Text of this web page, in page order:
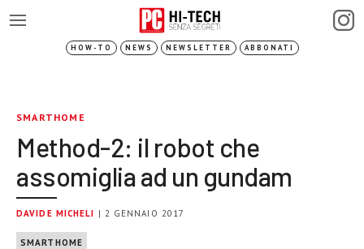
HOW-TO NEWS NEWSLETTER ABBONATI
SMARTHOME
Method-2: il robot che
assomiglia ad un gundam
DAVIDE MICHELI | 2 GENNAIO 2017
SMARTHOME